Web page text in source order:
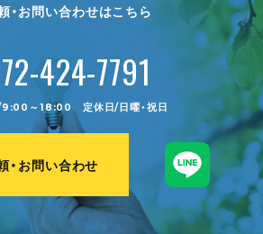
・お問い合わせはこちら
424-7791
9:00～18:00 定休日/日曜・祝日
・お問い合わせ
たかで